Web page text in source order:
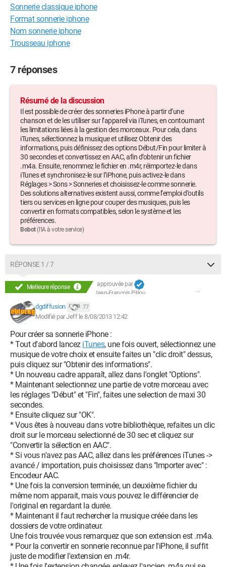
Sonnerie classique iphone
Format sonnerie iphone
Nom sonnerie iphone
Trousseau iphone
7 réponses
Résumé de la discussion
Il est possible de créer des sonneries iPhone à partir d’une
chanson et de les utiliser sur l’appareil via iTunes, en contournant
les limitations liées à la gestion des morceaux. Pour cela, dans
iTunes, sélectionnez la musique et utilisez Obtenir des
informations, puis définissez des options Début/Fin pour limiter à
30 secondes et convertissez en AAC, afin d’obtenir un fichier
.m4a. Ensuite, renommez le fichier en .m4r, réimportez-le dans
iTunes et synchronisez-le sur l’iPhone, puis activez-le dans
Réglages > Sons > Sonneries et choisissez-le comme sonnerie.
Des solutions alternatives existent aussi, comme l’emploi d’outils
tiers ou services en ligne pour couper des musiques, puis les
convertir en formats compatibles, selon le système et les
préférences.
Bobot(l'IA à votre service)
RÉPONSE 1 / 7
Meilleure réponse
approuvée par
Jean-François Pillou
dgdiffusion 77
Modifié par Jeff le 8/08/2013 12:42
Pour créer sa sonnerie iPhone :
* Tout d'abord lancez iTunes, une fois ouvert, sélectionnez une
musique de votre choix et ensuite faites un "clic droit" dessus,
puis cliquez sur "Obtenir des informations".
* Un nouveau cadre apparaît, allez dans l'onglet "Options".
* Maintenant selectionnez une partie de votre morceau avec
les réglages "Début" et "Fin", faites une selection de maxi 30
secondes.
* Ensuite cliquez sur "OK".
* Vous êtes à nouveau dans votre bibliothèque, refaites un clic
droit sur le morceau selectionné de 30 sec et cliquez sur
"Convertir la sélection en AAC".
* Si vous n'avez pas AAC, allez dans les préférences iTunes ->
avancé / importation, puis choisissez dans "Importer avec" :
Encodeur AAC.
* Une fois la conversion terminée, un deuxième fichier du
même nom apparait, mais vous pouvez le différencier de
l'original en regardant la durée.
* Maintenant il faut rechercher la musique créée dans les
dossiers de votre ordinateur.
Une fois trouvée vous remarquez que son extension est .m4a.
* Pour la convertir en sonnerie reconnue par l'iPhone, il suffit
juste de modifier l'extension en .m4r.